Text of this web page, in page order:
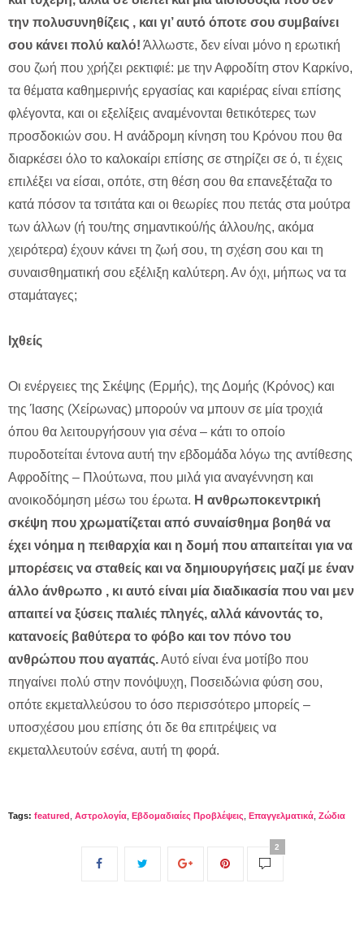
την πολυσυνηθίζεις , και γι’ αυτό όποτε σου συμβαίνει
σου κάνει πολύ καλό! Άλλωστε, δεν είναι μόνο η ερωτική
σου ζωή που χρήζει ρεκτιφιέ: με την Αφροδίτη στον Καρκίνο,
τα θέματα καθημερινής εργασίας και καριέρας είναι επίσης
φλέγοντα, και οι εξελίξεις αναμένονται θετικότερες των
προσδοκιών σου. Η ανάδρομη κίνηση του Κρόνου που θα
διαρκέσει όλο το καλοκαίρι επίσης σε στηρίζει σε ό, τι έχεις
επιλέξει να είσαι, οπότε, στη θέση σου θα επανεξέταζα το
κατά πόσον τα τσιτάτα και οι θεωρίες που πετάς στα μούτρα
των άλλων (ή του/της σημαντικού/ής άλλου/ης, ακόμα
χειρότερα) έχουν κάνει τη ζωή σου, τη σχέση σου και τη
συναισθηματική σου εξέλιξη καλύτερη. Αν όχι, μήπως να τα
σταμάταγες;
Ιχθείς
Οι ενέργειες της Σκέψης (Ερμής), της Δομής (Κρόνος) και
της Ίασης (Χείρωνας) μπορούν να μπουν σε μία τροχιά
όπου θα λειτουργήσουν για σένα – κάτι το οποίο
πυροδοτείται έντονα αυτή την εβδομάδα λόγω της αντίθεσης
Αφροδίτης – Πλούτωνα, που μιλά για αναγέννηση και
ανοικοδόμηση μέσω του έρωτα. Η ανθρωποκεντρική
σκέψη που χρωματίζεται από συναίσθημα βοηθά να
έχει νόημα η πειθαρχία και η δομή που απαιτείται για να
μπορέσεις να σταθείς και να δημιουργήσεις μαζί με έναν
άλλο άνθρωπο , κι αυτό είναι μία διαδικασία που ναι μεν
απαιτεί να ξύσεις παλιές πληγές, αλλά κάνοντάς το,
κατανοείς βαθύτερα το φόβο και τον πόνο του
ανθρώπου που αγαπάς.Αυτό είναι ένα μοτίβο που
πηγαίνει πολύ στην πονόψυχη, Ποσειδώνια φύση σου,
οπότε εκμεταλλεύσου το όσο περισσότερο μπορείς –
υποσχέσου μου επίσης ότι δε θα επιτρέψεις να
εκμεταλλευτούν εσένα, αυτή τη φορά.
Tags: featured Αστρολογία Εβδομαδιαίες Προβλέψεις Επαγγελματικά Ζώδια
2